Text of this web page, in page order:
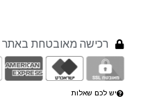
רכישה מאובטחת באתר Swell
יש לכם שאלות